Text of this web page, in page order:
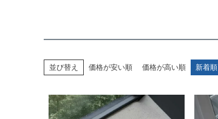
並び替え 価格が安い順 価格が高い順 新着順